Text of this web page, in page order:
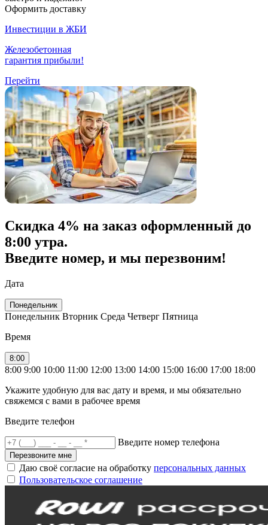
Оформить доставку
Инвестиции в ЖБИ
Железобетонная
гарантия прибыли!
Перейти
Скидка 4% на заказ оформленный до
8:00 утра.
Введите номер, и мы перезвоним!
Дата
Понедельник
Понедельник Вторник Среда Четверг Пятница
Время
8:00
8:00 9:00 10:00 11:00 12:00 13:00 14:00 15:00 16:00 17:00 18:00
Укажите удобную для вас дату и время, и мы обязательно
свяжемся с вами в рабочее время
Введите телефон
Введите номер телефона
Перезвоните мне
Даю своё согласие на обработку персональных данных
Пользовательское соглашение